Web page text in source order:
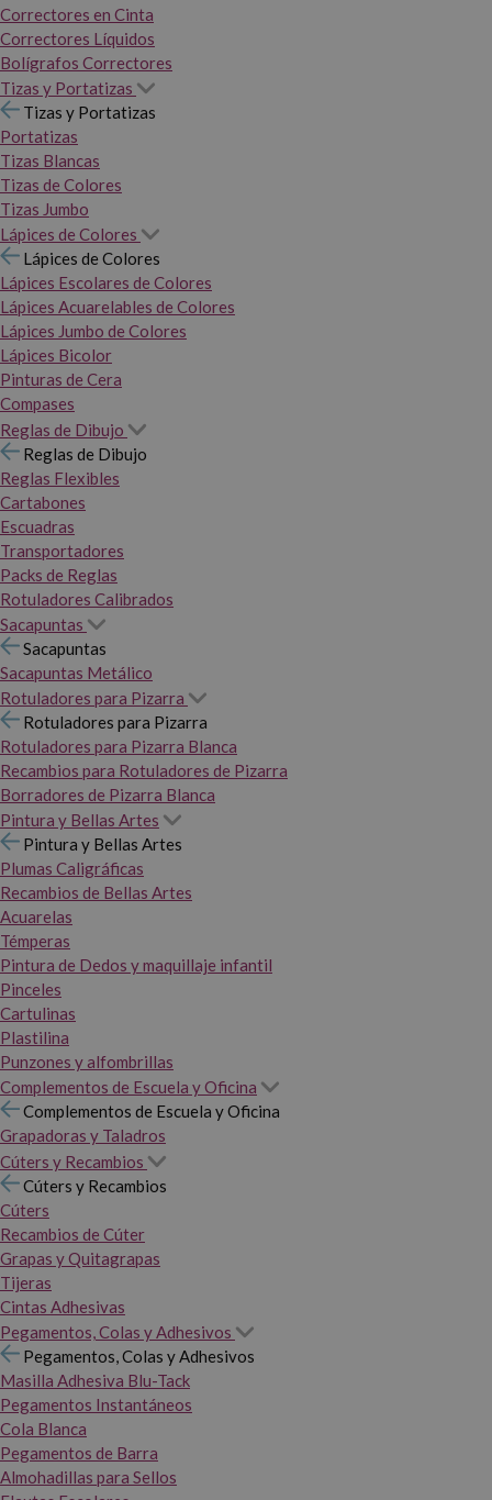
Correctores en Cinta
Correctores Líquidos
Bolígrafos Correctores
Tizas y Portatizas
Tizas y Portatizas
Portatizas
Tizas Blancas
Tizas de Colores
Tizas Jumbo
Lápices de Colores
Lápices de Colores
Lápices Escolares de Colores
Lápices Acuarelables de Colores
Lápices Jumbo de Colores
Lápices Bicolor
Pinturas de Cera
Compases
Reglas de Dibujo
Reglas de Dibujo
Reglas Flexibles
Cartabones
Escuadras
Transportadores
Packs de Reglas
Rotuladores Calibrados
Sacapuntas
Sacapuntas
Sacapuntas Metálico
Rotuladores para Pizarra
Rotuladores para Pizarra
Rotuladores para Pizarra Blanca
Recambios para Rotuladores de Pizarra
Borradores de Pizarra Blanca
Pintura y Bellas Artes
Pintura y Bellas Artes
Plumas Caligráficas
Recambios de Bellas Artes
Acuarelas
Témperas
Pintura de Dedos y maquillaje infantil
Pinceles
Cartulinas
Plastilina
Punzones y alfombrillas
Complementos de Escuela y Oficina
Complementos de Escuela y Oficina
Grapadoras y Taladros
Cúters y Recambios
Cúters y Recambios
Cúters
Recambios de Cúter
Grapas y Quitagrapas
Tijeras
Cintas Adhesivas
Pegamentos, Colas y Adhesivos
Pegamentos, Colas y Adhesivos
Masilla Adhesiva Blu-Tack
Pegamentos Instantáneos
Cola Blanca
Pegamentos de Barra
Almohadillas para Sellos